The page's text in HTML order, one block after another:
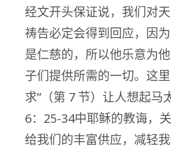
经文开头保证说，我们对
祷告必定会得到回应，因
是仁慈的，所以他乐意为
子们提供所需的一切。这
求”（第 7 节）让人想起马
6：25-34中耶稣的教诲，
给我们的丰富供应，减轻